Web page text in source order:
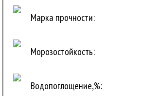
Марка прочности:
Морозостойкость:
Водопоглощение,%: